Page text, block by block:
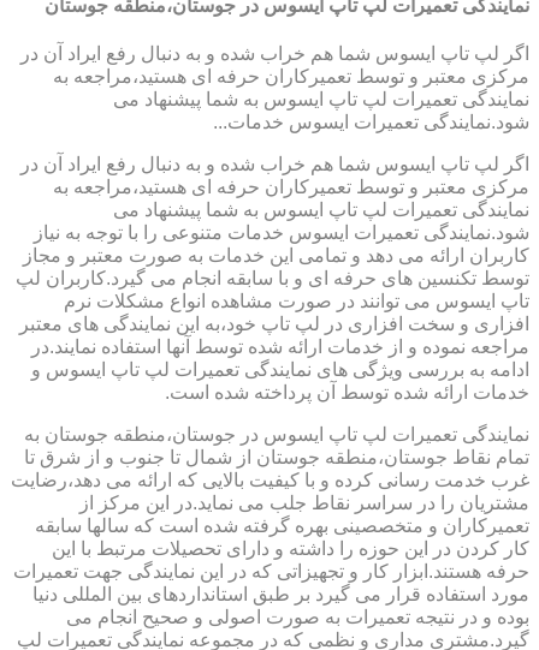
نمایندگی تعمیرات لپ تاپ ایسوس در جوستان،منطقه جوستان
اگر لپ تاپ ایسوس شما هم خراب شده و به دنبال رفع ایراد آن در
مرکزی معتبر و توسط تعمیرکاران حرفه ای هستید،مراجعه به
نمایندگی تعمیرات لپ تاپ ایسوس به شما پیشنهاد می
شود.نمایندگی تعمیرات ایسوس خدمات...
اگر لپ تاپ ایسوس شما هم خراب شده و به دنبال رفع ایراد آن در
مرکزی معتبر و توسط تعمیرکاران حرفه ای هستید،مراجعه به
نمایندگی تعمیرات لپ تاپ ایسوس به شما پیشنهاد می
شود.نمایندگی تعمیرات ایسوس خدمات متنوعی را با توجه به نیاز
کاربران ارائه می دهد و تمامی این خدمات به صورت معتبر و مجاز
توسط تکنسین های حرفه ای و با سابقه انجام می گیرد.کاربران لپ
تاپ ایسوس می توانند در صورت مشاهده انواع مشکلات نرم
افزاری و سخت افزاری در لپ تاپ خود،به این نمایندگی های معتبر
مراجعه نموده و از خدمات ارائه شده توسط آنها استفاده نمایند.در
ادامه به بررسی ویژگی های نمایندگی تعمیرات لپ تاپ ایسوس و
خدمات ارائه شده توسط آن پرداخته شده است.
نمایندگی تعمیرات لپ تاپ ایسوس در جوستان،منطقه جوستان به
تمام نقاط جوستان،منطقه جوستان از شمال تا جنوب و از شرق تا
غرب خدمت رسانی کرده و با کیفیت بالایی که ارائه می دهد،رضایت
مشتریان را در سراسر نقاط جلب می نماید.در این مرکز از
تعمیرکاران و متخصصینی بهره گرفته شده است که سالها سابقه
کار کردن در این حوزه را داشته و دارای تحصیلات مرتبط با این
حرفه هستند.ابزار کار و تجهیزاتی که در این نمایندگی جهت تعمیرات
مورد استفاده قرار می گیرد بر طبق استانداردهای بین المللی دنیا
بوده و در نتیجه تعمیرات به صورت اصولی و صحیح انجام می
گیرد.مشتری مداری و نظمی که در مجموعه نمایندگی تعمیرات لپ